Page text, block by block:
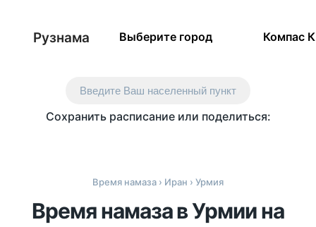
Рузнама Выберите город Компас
Введите Ваш населенный пункт
Сохранить расписание или поделиться:
Время намаза › Иран › Урмия
Время намаза в Урмии на